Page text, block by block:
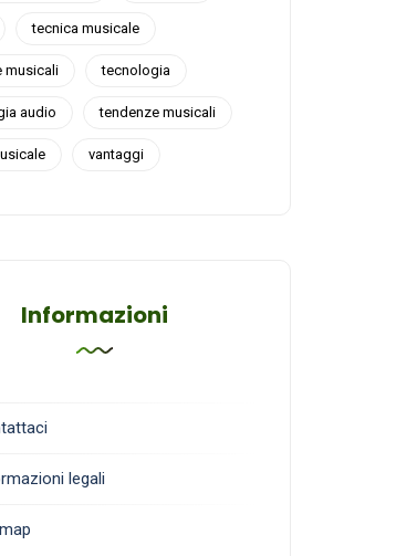
tecnica musicale
musicali tecnologia
audio tendenze musicali
vantaggi
Informazioni
legali